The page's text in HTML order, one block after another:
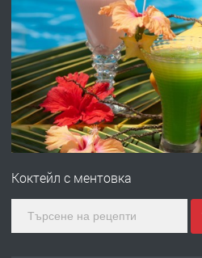
ПРЕДЛАГА Работа за
ПРЕДЛАГА
Първи
Войвода"
Коктейл с ментовка